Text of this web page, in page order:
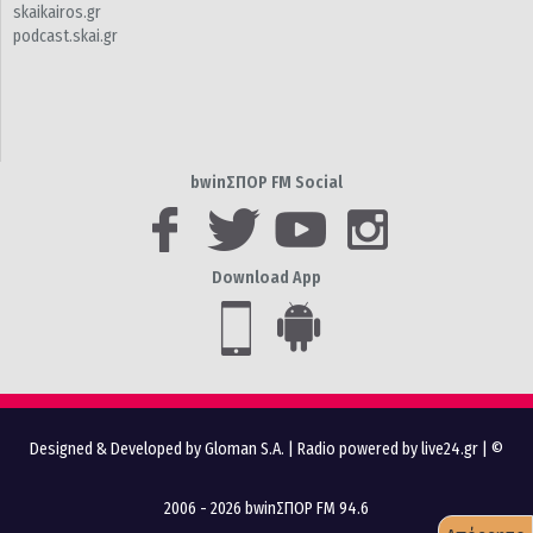
skaikairos.gr
podcast.skai.gr
bwinΣΠΟΡ FM Social
Download App
Designed & Developed by Gloman S.A. Radio powered by live24.gr | ©
2006 - 2026 bwinΣΠΟΡ FM 94.6